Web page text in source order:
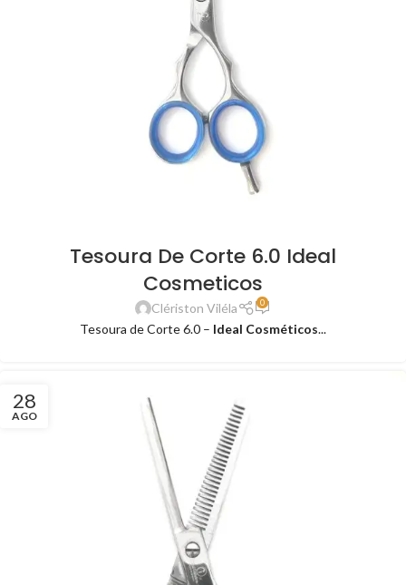
Tesoura De Corte 6.0 Ideal
Cosmeticos
Clériston Viléla 0
Tesoura de Corte 6.0 – Ideal Cosméticos...
28
AGO